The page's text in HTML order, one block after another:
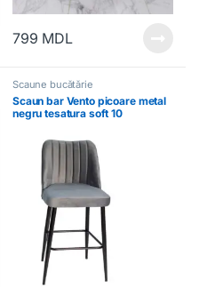
799 MDL
Scaune bucătărie
Scaun bar Vento picoare metal
negru tesatura soft 10